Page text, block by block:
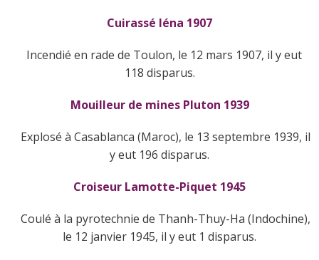
Cuirassé Iéna 1907
Incendié en rade de Toulon, le 12 mars 1907, il y eut
118 disparus.
Mouilleur de mines Pluton 1939
Explosé à Casablanca (Maroc), le 13 septembre 1939, il
y eut 196 disparus.
Croiseur Lamotte-Piquet 1945
Coulé à la pyrotechnie de Thanh-Thuy-Ha (Indochine),
le 12 janvier 1945, il y eut 1 disparus.